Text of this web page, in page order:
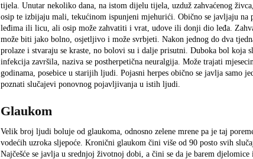
tijela. Unutar nekoliko dana, na istom dijelu tijela, uzduž zahvaćenog
osip te izbijaju mali, tekućinom ispunjeni mjehurići. Obično se javljaju na
leđima ili licu, ali osip može zahvatiti i vrat, udove ili donji dio leđa.
može biti jako bolno, osjetljivo i može svrbjeti. Nakon jednog do dva
prolaze i stvaraju se kraste, no bolovi su i dalje prisutni. Duboka bol koja
infekcija završila, naziva se postherpetična neuralgija. Može trajati
godinama, posebice u starijih ljudi. Pojasni herpes obično se javlja samo
poznati slučajevi ponovnog pojavljivanja u istih ljudi.
Glaukom
Velik broj ljudi boluje od glaukoma, odnosno zelene mrene pa je taj
vodećih uzroka sljepoće. Kronični glaukom čini više od 90 posto svih
Najčešće se javlja u srednjoj životnoj dobi, a čini se da je barem djelomice